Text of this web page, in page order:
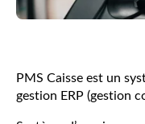
PMS Caisse est un
gestion ERP (gestion